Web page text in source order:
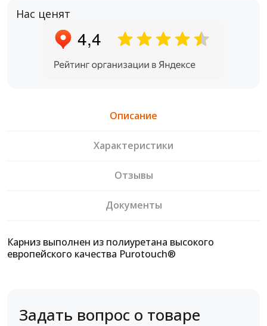
Нас ценят
Описание
Характеристики
Отзывы
Документы
Карниз выполнен из полиуретана высокого
европейского качества Purotouch®
Задать вопрос о товаре